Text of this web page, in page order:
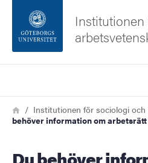
Sidfoten
Om webbplatsen
Länkstig
HemInstitutionen för sociologi och
behöver information om arbetsrätt
Du behöver information om